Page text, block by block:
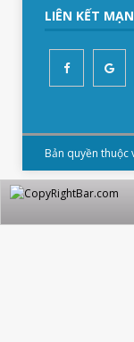
LIÊN KẾT
Bản quyền thuộc